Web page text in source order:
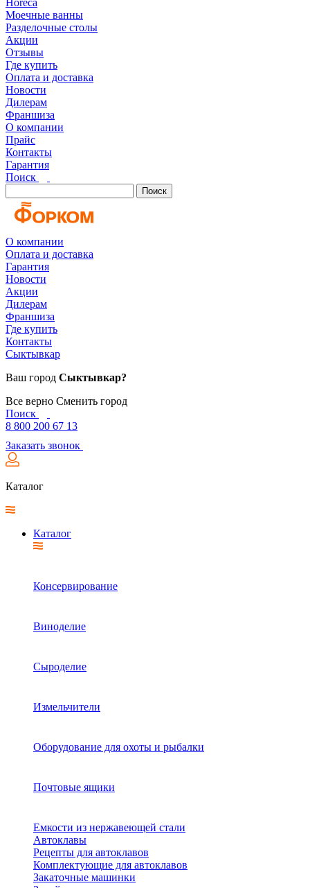
Horeca
Моечные ванны
Разделочные столы
Акции
Отзывы
Где купить
Оплата и доставка
Новости
Дилерам
Франшиза
О компании
Прайс
Контакты
Гарантия
Поиск
Поиск
О компании
Оплата и доставка
Гарантия
Новости
Акции
Дилерам
Франшиза
Где купить
Контакты
Сыктывкар
Ваш город Сыктывкар?
Все верно Сменить город
Поиск
8 800 200 67 13
Заказать звонок
Каталог
Каталог
Консервирование
Виноделие
Сыроделие
Измельчители
Оборудование для охоты и рыбалки
Почтовые ящики
Емкости из нержавеющей стали
Автоклавы
Рецепты для автоклавов
Комплектующие для автоклавов
Закаточные машинки